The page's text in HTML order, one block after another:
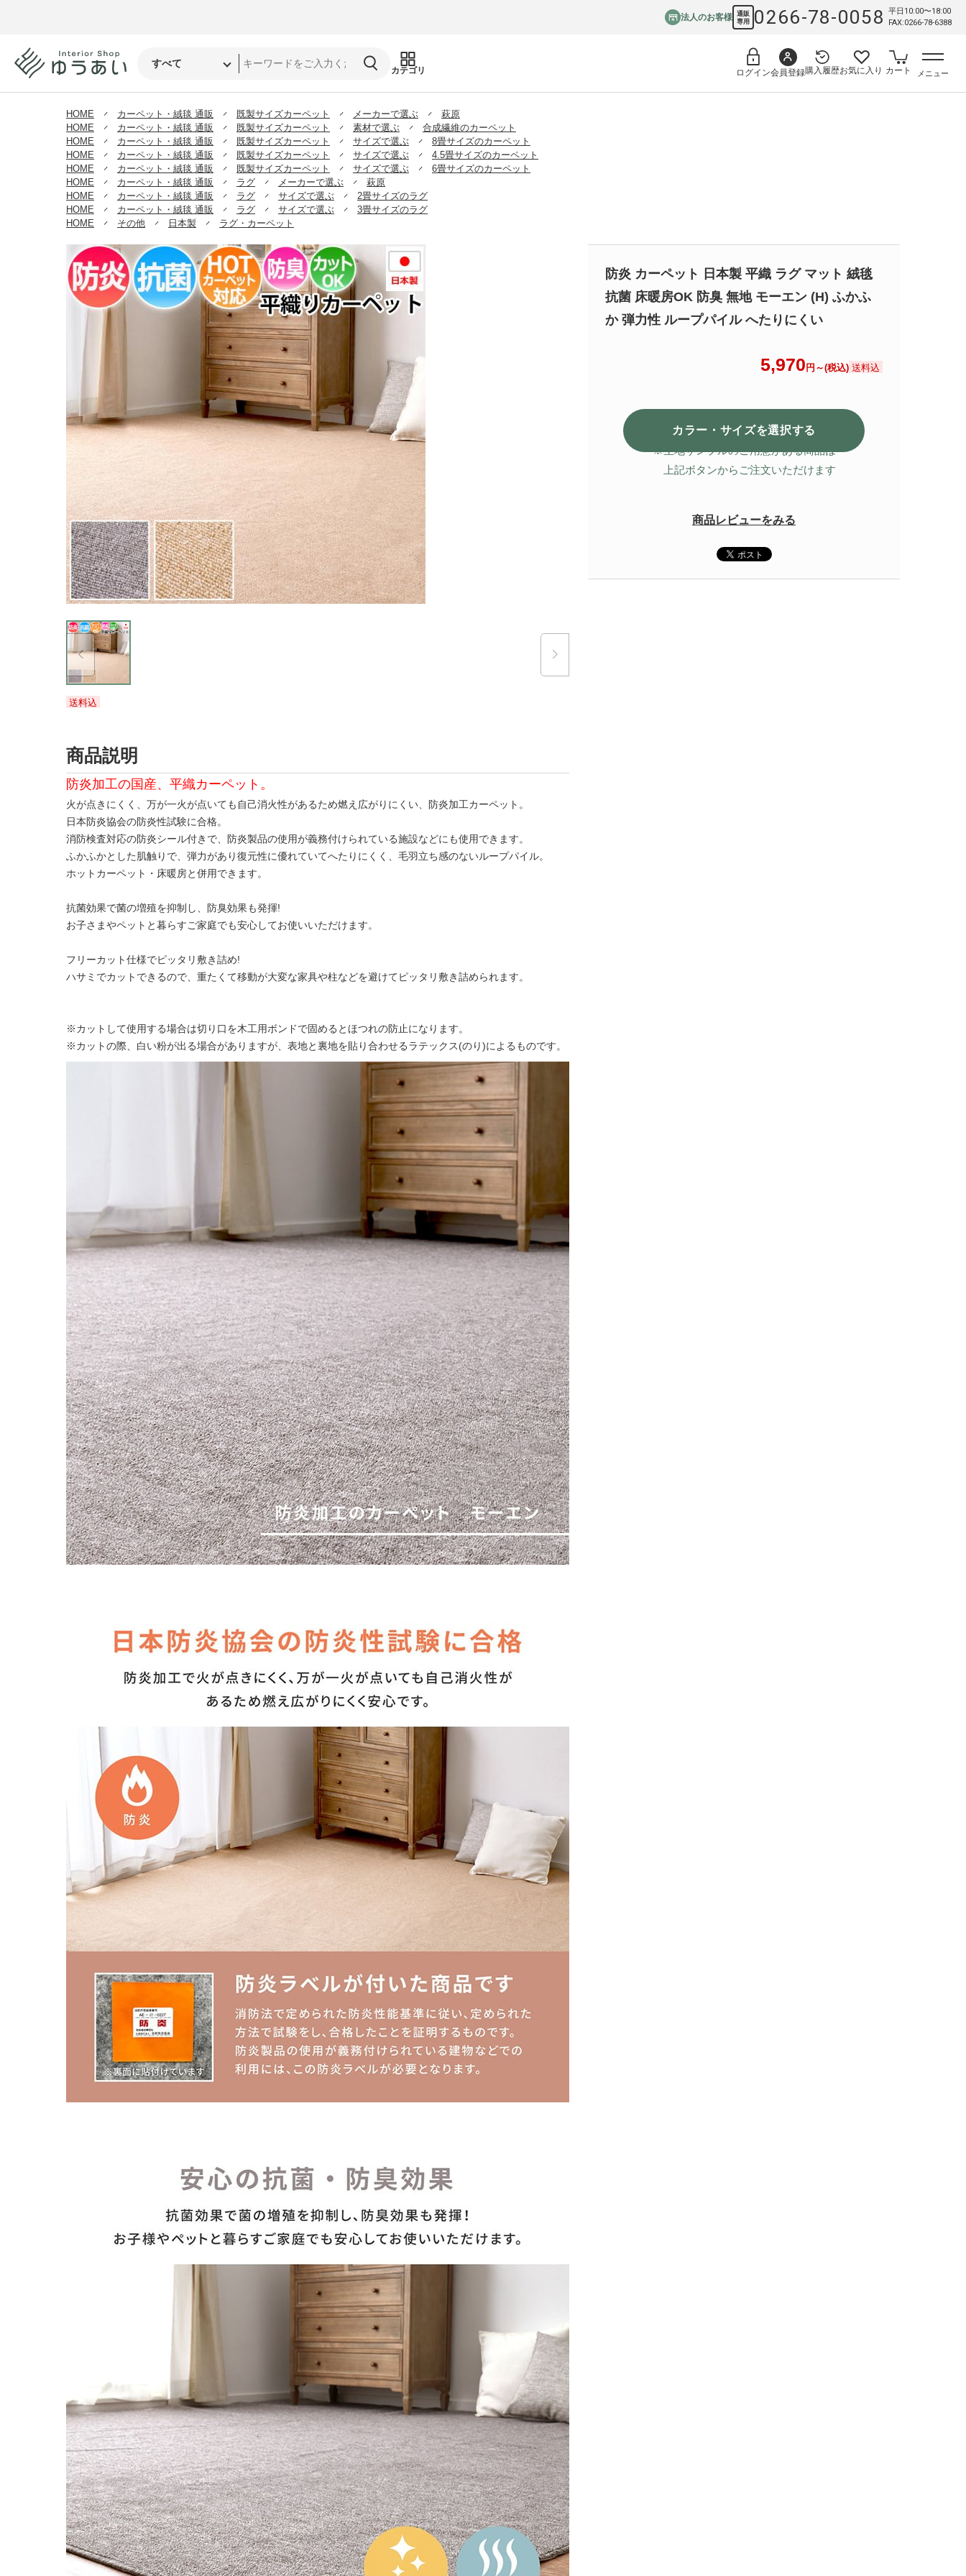
法人のお客様 通販
専用
0266-78-0058
平日10:00〜18:00
FAX:0266-78-6388
カテゴリ ログイン会員登録購入履歴お気に入り カート メニュー
HOME カーペット・絨毯 通販 既製サイズカーペット メーカーで選ぶ
萩原
HOME
カーペット・絨毯 通販 既製サイズカーペット 素材で選ぶ
合成繊維のカーペット
HOME
カーペット・絨毯 通販 既製サイズカーペット サイズで選ぶ
8畳サイズのカーペット
HOME
カーペット・絨毯 通販 既製サイズカーペット サイズで選ぶ
4.5畳サイズのカーペット
HOME
カーペット・絨毯 通販 既製サイズカーペット サイズで選ぶ
6畳サイズのカーペット
HOME
カーペット・絨毯 通販 ラグ メーカーで選ぶ
萩原
HOME
カーペット・絨毯 通販 ラグ サイズで選ぶ
2畳サイズのラグ
HOME
カーペット・絨毯 通販 ラグ サイズで選ぶ
3畳サイズのラグ
HOME
その他 日本製 ラグ・カーペット
送料込
商品説明
防炎加工の国産、平織カーペット。
火が点きにくく、万が一火が点いても自己消火性があるため燃え広がりにくい、防炎加工カーペット。
日本防炎協会の防炎性試験に合格。
消防検査対応の防炎シール付きで、防炎製品の使用が義務付けられている施設などにも使用できます。
ふかふかとした肌触りで、弾力があり復元性に優れていてへたりにくく、毛羽立ち感のないループパイル。
ホットカーペット・床暖房と併用できます。
抗菌効果で菌の増殖を抑制し、防臭効果も発揮!
お子さまやペットと暮らすご家庭でも安心してお使いいただけます。
フリーカット仕様でピッタリ敷き詰め!
ハサミでカットできるので、重たくて移動が大変な家具や柱などを避けてピッタリ敷き詰められます。
※カットして使用する場合は切り口を木工用ボンドで固めるとほつれの防止になります。
※カットの際、白い粉が出る場合がありますが、表地と裏地を貼り合わせるラテックス(のり)によるものです。
防炎 カーペット 日本製 平織 ラグ マット 絨毯
抗菌 床暖房OK 防臭 無地 モーエン (H) ふかふ
か 弾力性 ループパイル へたりにくい
5,970 円～(税込) 送料込
カラー・サイズを選択する
※生地サンプルのご用意がある商品は
上記ボタンからご注文いただけます
商品レビューをみる